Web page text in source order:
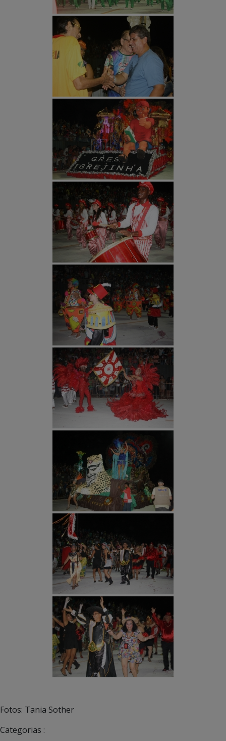
Fotos: Tania Sother
Categorias :